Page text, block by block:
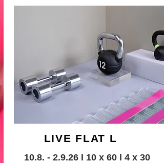
LIVE FLAT L
10.8. - 2.9.26 I 10 x 60 l 4 x 30